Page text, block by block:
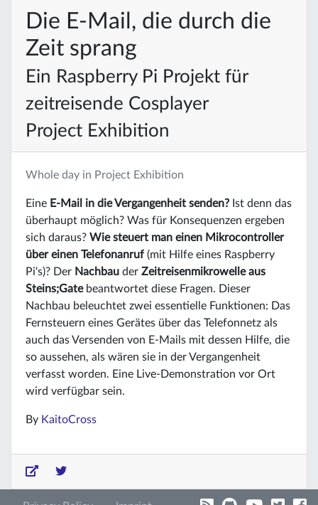
Die E-Mail, die durch die
Zeit sprang
Ein Raspberry Pi Projekt für
zeitreisende Cosplayer
Project Exhibition
Whole day in Project Exhibition
Eine E-Mail in die Vergangenheit senden? Ist denn das
überhaupt möglich? Was für Konsequenzen ergeben
sich daraus? Wie steuert man einen Mikrocontroller
über einen Telefonanruf (mit Hilfe eines Raspberry
Pi's)? Der Nachbau der Zeitreisenmikrowelle aus
Steins;Gatebeantwortet diese Fragen. Dieser
Nachbau beleuchtet zwei essentielle Funktionen: Das
Fernsteuern eines Gerätes über das Telefonnetz als
auch das Versenden von E-Mails mit dessen Hilfe, die
so aussehen, als wären sie in der Vergangenheit
verfasst worden. Eine Live-Demonstration vor Ort
wird verfügbar sein.
By KaitoCross